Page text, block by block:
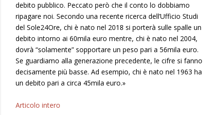
debito pubblico. Peccato però che il conto lo dobbiamo
ripagare noi. Secondo una recente ricerca dell’Ufficio Studi
del Sole24Ore, chi è nato nel 2018 si porterà sulle spalle un
debito intorno ai 60mila euro mentre, chi è nato nel 2004,
dovrà “solamente” sopportare un peso pari a 56mila euro.
Se guardiamo alla generazione precedente, le cifre si fanno
decisamente più basse. Ad esempio, chi è nato nel 1963 ha
un debito pari a circa 45mila euro.»
Articolo intero